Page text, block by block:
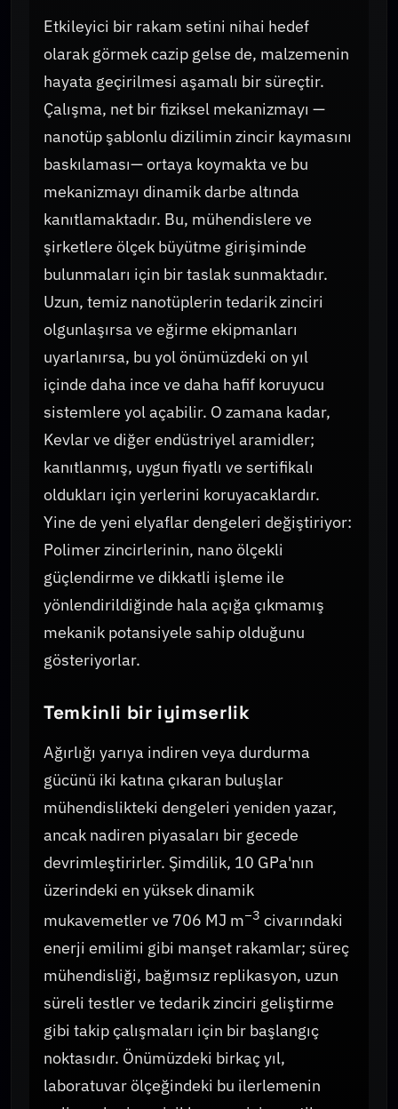
Etkileyici bir rakam setini nihai hedef
olarak görmek cazip gelse de, malzemenin
hayata geçirilmesi aşamalı bir süreçtir.
Çalışma, net bir fiziksel mekanizmayı —
nanotüp şablonlu dizilimin zincir kaymasını
baskılaması— ortaya koymakta ve bu
mekanizmayı dinamik darbe altında
kanıtlamaktadır. Bu, mühendislere ve
şirketlere ölçek büyütme girişiminde
bulunmaları için bir taslak sunmaktadır.
Uzun, temiz nanotüplerin tedarik zinciri
olgunlaşırsa ve eğirme ekipmanları
uyarlanırsa, bu yol önümüzdeki on yıl
içinde daha ince ve daha hafif koruyucu
sistemlere yol açabilir. O zamana kadar,
Kevlar ve diğer endüstriyel aramidler;
kanıtlanmış, uygun fiyatlı ve sertifikalı
oldukları için yerlerini koruyacaklardır.
Yine de yeni elyaflar dengeleri değiştiriyor:
Polimer zincirlerinin, nano ölçekli
güçlendirme ve dikkatli işleme ile
yönlendirildiğinde hala açığa çıkmamış
mekanik potansiyele sahip olduğunu
gösteriyorlar.
Temkinli bir iyimserlik
Ağırlığı yarıya indiren veya durdurma
gücünü iki katına çıkaran buluşlar
mühendislikteki dengeleri yeniden yazar,
ancak nadiren piyasaları bir gecede
devrimleştirirler. Şimdilik, 10 GPa'nın
üzerindeki en yüksek dinamik
mukavemetler ve 706 MJ m−3 civarındaki
enerji emilimi gibi manşet rakamlar; süreç
mühendisliği, bağımsız replikasyon, uzun
süreli testler ve tedarik zinciri geliştirme
gibi takip çalışmaları için bir başlangıç
noktasıdır. Önümüzdeki birkaç yıl,
laboratuvar ölçeğindeki bu ilerlemenin